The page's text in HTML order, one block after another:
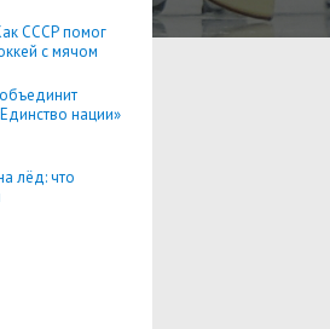
СССР помог
с мячом
нации»
лёд: что